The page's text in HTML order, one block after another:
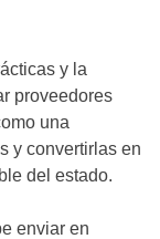
y la
proveedores
una
y convertirlas en
del estado.
enviar en